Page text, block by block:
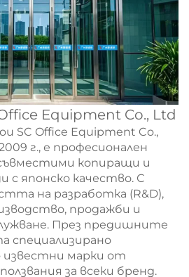
Equipment Co., Ltd
SC Office Equipment Co.,
г., е професионален
копиращи и
японско качество. С
на разработка (R&D),
продажби и
През предишните
специализирано
известни марки от
за всеки бренд.